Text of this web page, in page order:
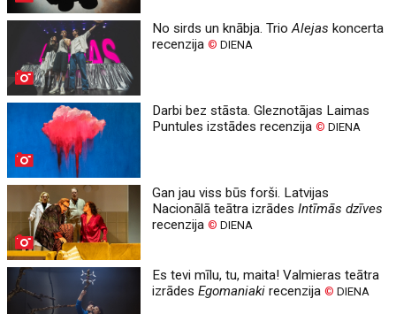
No sirds un knābja. TrioAlejas koncerta
recenzija© DIENA
Darbi bez stāsta. Gleznotājas Laimas
Puntules izstādes recenzija© DIENA
Gan jau viss būs forši. Latvijas
Nacionālā teātra izrādesIntīmās dzīves
recenzija© DIENA
Es tevi mīlu, tu, maita! Valmieras teātra
izrādesEgomaniaki recenzija© DIENA